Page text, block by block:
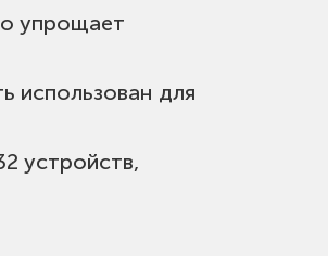
упрощает
использован для
устройств,